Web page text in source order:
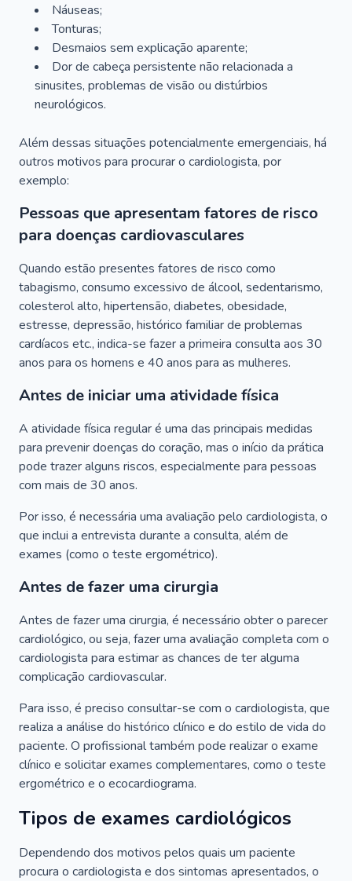
Náuseas;
Tonturas;
Desmaios sem explicação aparente;
Dor de cabeça persistente não relacionada a
sinusites, problemas de visão ou distúrbios
neurológicos.
Além dessas situações potencialmente emergenciais, há
outros motivos para procurar o cardiologista, por
exemplo:
Pessoas que apresentam fatores de risco
para doenças cardiovasculares
Quando estão presentes fatores de risco como
tabagismo, consumo excessivo de álcool, sedentarismo,
colesterol alto, hipertensão, diabetes, obesidade,
estresse, depressão, histórico familiar de problemas
cardíacos etc., indica-se fazer a primeira consulta aos 30
anos para os homens e 40 anos para as mulheres.
Antes de iniciar uma atividade física
A atividade física regular é uma das principais medidas
para prevenir doenças do coração, mas o início da prática
pode trazer alguns riscos, especialmente para pessoas
com mais de 30 anos.
Por isso, é necessária uma avaliação pelo cardiologista, o
que inclui a entrevista durante a consulta, além de
exames (como o teste ergométrico).
Antes de fazer uma cirurgia
Antes de fazer uma cirurgia, é necessário obter o parecer
cardiológico, ou seja, fazer uma avaliação completa com o
cardiologista para estimar as chances de ter alguma
complicação cardiovascular.
Para isso, é preciso consultar-se com o cardiologista, que
realiza a análise do histórico clínico e do estilo de vida do
paciente. O profissional também pode realizar o exame
clínico e solicitar exames complementares, como o teste
ergométrico e o ecocardiograma.
Tipos de exames cardiológicos
Dependendo dos motivos pelos quais um paciente
procura o cardiologista e dos sintomas apresentados, o